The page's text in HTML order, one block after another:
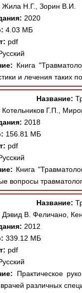
Жила Н.Г., Зорин В.И.
2020
4.03 МБ
pdf
Книга
и лечения таких
Название:
Котельников Г.П.,
2018
156.81 МБ
pdf
Книга
вопросы
Название:
Дэвид В. Феличано,
2012
339.12 МБ
pdf
Практическое
различных